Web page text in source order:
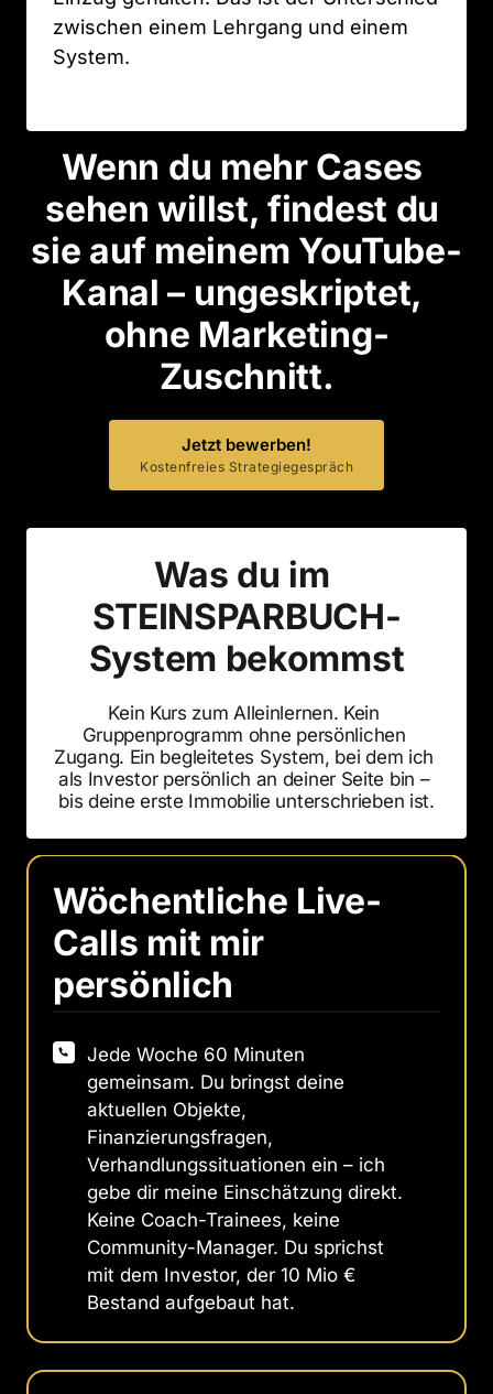
zwischen einem Lehrgang und einem
System.
Wenn du mehr Cases
sehen willst, findest du
sie auf meinem YouTube-
Kanal – ungeskriptet,
ohne Marketing-
Zuschnitt.
Jetzt bewerben!
Kostenfreies Strategiegespräch
Was du im
STEINSPARBUCH-
System bekommst
Kein Kurs zum Alleinlernen. Kein
Gruppenprogramm ohne persönlichen
Zugang. Ein begleitetes System, bei dem ich
als Investor persönlich an deiner Seite bin –
bis deine erste Immobilie unterschrieben ist.
Wöchentliche Live-
Calls mit mir
persönlich
Jede Woche 60 Minuten
gemeinsam. Du bringst deine
aktuellen Objekte,
Finanzierungsfragen,
Verhandlungssituationen ein – ich
gebe dir meine Einschätzung direkt.
Keine Coach-Trainees, keine
Community-Manager. Du sprichst
mit dem Investor, der 10 Mio €
Bestand aufgebaut hat.